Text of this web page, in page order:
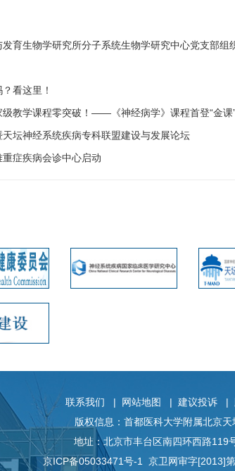
育生物学研究所分子系统生物学研究中心党支部组
看这里！
教学课程零突破！——《神经病学》课程首登“金课
坛神经系统疾病专科联盟建设与发展论坛
症疾病会诊中心启动
联系我们 | 网站地图 | 建议投诉 |
版权信息：首都医科大学附属北
地址：北京市丰台区南四环西路
京ICP备05033471号-1 京卫网审字[2013]